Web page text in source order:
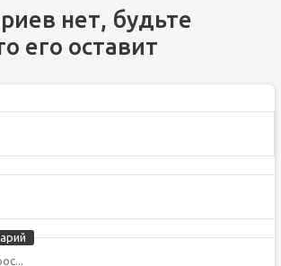
нет, будьте
его оставит